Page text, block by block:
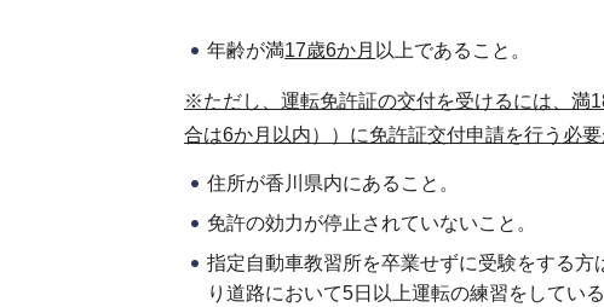
年齢が満17歳6か月 以上であること。
※ただし、運転免許証の交付を受けるには、満
合は6か月以内））に免許証交付申請を行う必要
住所が香川県内にあること。
免許の効力が停止されていないこと。
指定自動車教習所を卒業せずに受験をする
り道路において5日以上運転の練習をしている